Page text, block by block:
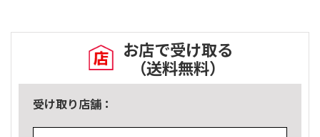
お店で受け取る
（送料無料）
受け取り店舗：